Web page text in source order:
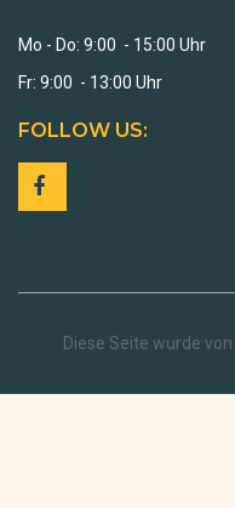
Mo - Do: 9:00 - 15:00 Uhr
Fr: 9:00 - 13:00 Uhr
FOLLOW US:
Diese Seite wurde von